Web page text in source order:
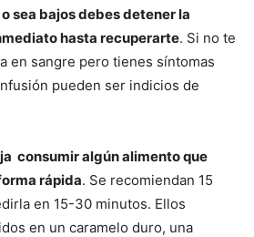
sea bajos debes detener la
hasta recuperarte. Si no te
en sangre pero tienes síntomas
pueden ser indicios de
consumir algún alimento que
rápida. Se recomiendan 15
en 15-30 minutos. Ellos
en un caramelo duro, una